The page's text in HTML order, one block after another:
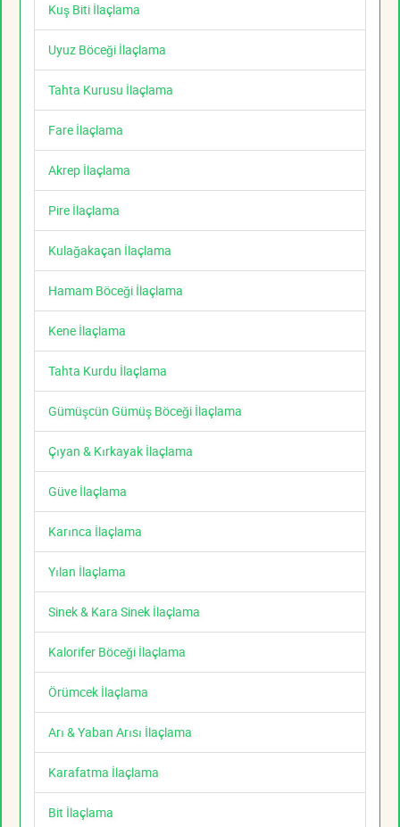
Kuş Biti İlaçlama
Uyuz Böceği İlaçlama
Tahta Kurusu İlaçlama
Fare İlaçlama
Akrep İlaçlama
Pire İlaçlama
Kulağakaçan İlaçlama
Hamam Böceği İlaçlama
Kene İlaçlama
Tahta Kurdu İlaçlama
Gümüşcün Gümüş Böceği İlaçlama
Çıyan & Kırkayak İlaçlama
Güve İlaçlama
Karınca İlaçlama
Yılan İlaçlama
Sinek & Kara Sinek İlaçlama
Kalorifer Böceği İlaçlama
Örümcek İlaçlama
Arı & Yaban Arısı İlaçlama
Karafatma İlaçlama
Bit İlaçlama